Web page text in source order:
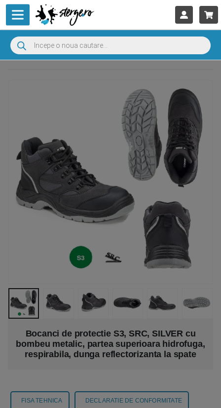
Bocanci de protectie S3, SRC, SILVER cu
bombeu metalic, partea superioara hidrofuga,
respirabila, dunga reflectorizanta la spate
FISA TEHNICA DECLARATIE DE CONFORMITATE